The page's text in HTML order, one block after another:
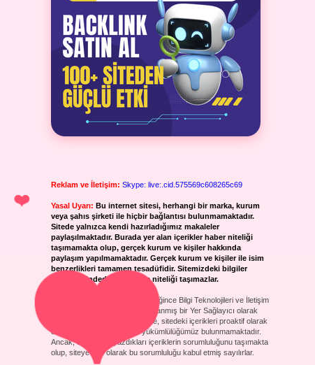
Reklam ve İletişim: Skype: live:.cid.575569c608265c69
Yasal Uyarı: Bu internet sitesi, herhangi bir marka, kurum
veya şahıs şirketi ile hiçbir bağlantısı bulunmamaktadır.
Sitede yalnızca kendi hazırladığımız makaleler
paylaşılmaktadır. Burada yer alan içerikler haber niteliği
taşımamakta olup, gerçek kurum ve kişiler hakkında
paylaşım yapılmamaktadır. Gerçek kurum ve kişiler ile isim
benzerlikleri tamamen tesadüfidir. Sitemizdeki bilgiler
taslak halindedir ve tavsiye niteliği taşımazlar.
Sitemiz, 5651 Sayılı Kanun gereğince Bilgi Teknolojileri ve İletişim
Kurumu (BTK) tarafından onaylanmış bir Yer Sağlayıcı olarak
hizmet vermektedir. Bu nedenle, sitedeki içerikleri proaktif olarak
denetleme veya araştırma yükümlülüğümüz bulunmamaktadır.
Ancak, üyelerimiz yazdıkları içeriklerin sorumluluğunu taşımakta
olup, siteye üye olarak bu sorumluluğu kabul etmiş sayılırlar.